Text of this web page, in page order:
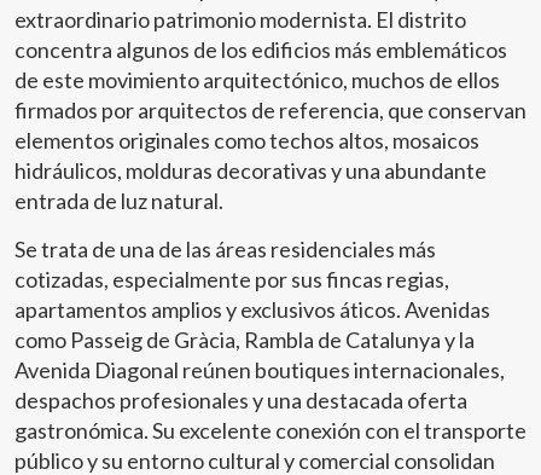
extraordinario patrimonio modernista. El distrito
concentra algunos de los edificios más emblemáticos
de este movimiento arquitectónico, muchos de ellos
firmados por arquitectos de referencia, que conservan
elementos originales como techos altos, mosaicos
hidráulicos, molduras decorativas y una abundante
entrada de luz natural.
Se trata de una de las áreas residenciales más
cotizadas, especialmente por sus fincas regias,
apartamentos amplios y exclusivos áticos. Avenidas
como Passeig de Gràcia, Rambla de Catalunya y la
Avenida Diagonal reúnen boutiques internacionales,
despachos profesionales y una destacada oferta
gastronómica. Su excelente conexión con el transporte
público y su entorno cultural y comercial consolidan